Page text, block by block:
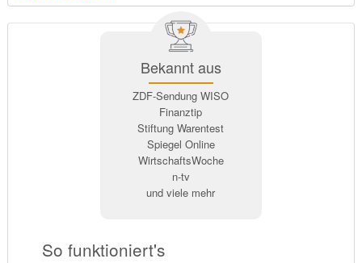
Bekannt aus
ZDF-Sendung WISO
Finanztip
Stiftung Warentest
Spiegel Online
WirtschaftsWoche
n-tv
und viele mehr
So funktioniert's